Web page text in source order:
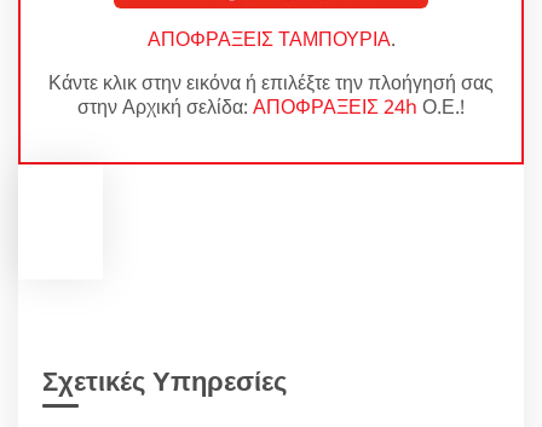
ΑΠΟΦΡΑΞΕΙΣ ΤΑΜΠΟΥΡΙΑ.
Κάντε κλικ στην εικόνα ή επιλέξτε την πλοήγησή σας
στην Αρχική σελίδα: ΑΠΟΦΡΑΞΕΙΣ 24h Ο.Ε.!
Σχετικές Υπηρεσίες